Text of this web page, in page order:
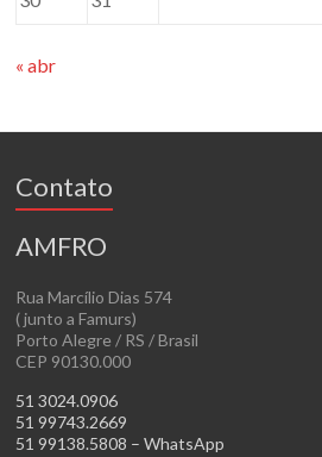
« abr
Contato
AMFRO
Rua Marcílio Dias 574
( junto a Famurs)
Porto Alegre / RS / Brasil
CEP 90130.000
51 3024.0906
51 99743.2669
51 99138.5808 – WhatsApp